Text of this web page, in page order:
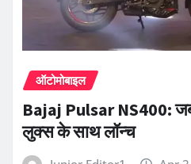
ऑटोमोबाइल
Bajaj Pulsar NS400:
लुक्स के साथ लॉन्च